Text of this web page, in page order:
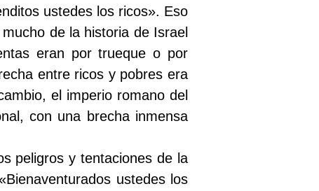
ustedes los ricos». Eso
de la historia de Israel
eran por trueque o por
entre ricos y pobres era
el imperio romano del
con una brecha inmensa
peligros y tentaciones de la
ustedes los